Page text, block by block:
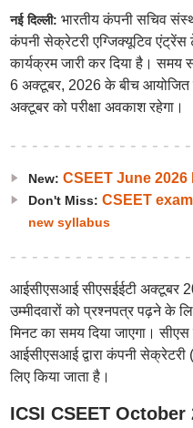
नई दिल्ली: भारतीय कंपनी सचिव
कंपनी सेक्रेटरी एग्जिक्यूटिव एंट्रेंस
कार्यक्रम जारी कर दिया है। समय
6 अक्टूबर, 2026 के बीच आयोजित
अक्टूबर को परीक्षा अवकाश रहेगा।
New: CSEET June
Don't Miss: CSEET
new syllabus
आईसीएसआई सीएसईईटी अक्टूबर
उम्मीदवारों को प्रश्नपत्र पढ़ने
मिनट का समय दिया जाएगा।
आईसीएसआई द्वारा कंपनी
लिए किया जाता है।
ICSI CSEET